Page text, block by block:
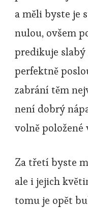
a měli byste je
nulou, ovšem
predikuje
perfektně
zabrání těm
není dobrý
volně položené
Za třetí byste
ale i jejich
tomu je opět